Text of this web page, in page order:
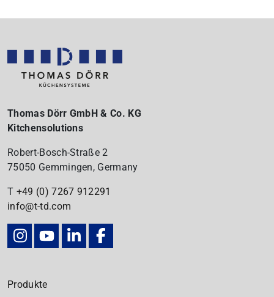
Thomas Dörr GmbH & Co. KG
Kitchensolutions
Robert-Bosch-Straße 2
75050 Gemmingen, Germany
T +49 (0) 7267 912291
info@t-td.com
Produkte